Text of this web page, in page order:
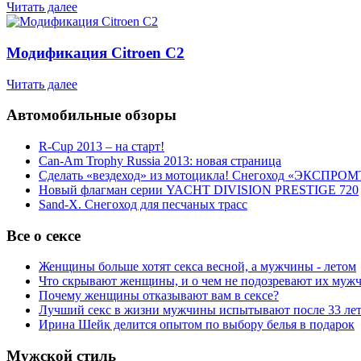
Читать далее
Модификация Citroen С2
Читать далее
Автомобильные обзоры
R-Cup 2013 – на старт!
Can-Am Trophy Russia 2013: новая страница
Сделать «вездеход» из мотоцикла! Снегоход
Новый флагман серии YACHT DIVISION PRESTIGE 720
Sand-X. Снегоход для песчаных трасс
Все о сексе
Женщины больше хотят секса весной, а мужчины - летом
Что скрывают женщины, и о чем не подозревают их
Почему женщины отказывают вам в сексе?
Лучший секс в жизни мужчины испытывают после 33 лет
Ирина Шейк делится опытом по выбору белья в подарок
Мужской стиль